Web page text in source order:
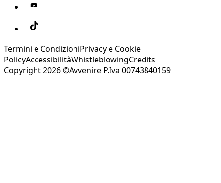
Termini e CondizioniPrivacy e Cookie
PolicyAccessibilitàWhistleblowingCredits
Copyright 2026 ©Avvenire P.Iva 00743840159